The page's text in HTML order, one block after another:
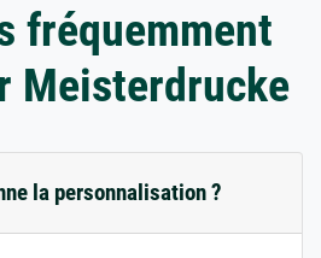
fréquemment
Meisterdrucke
la personnalisation ?